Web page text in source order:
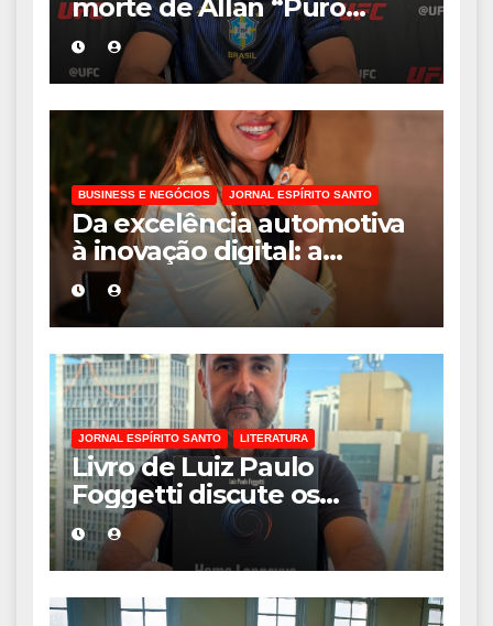
morte de Allan “Puro
Osso” interrompe
trajetória de destaque no
MMA aos 34 anos
BUSINESS E NEGÓCIOS JORNAL ESPÍRITO SANTO
Da excelência automotiva
à inovação digital: a
trajetória internacional da
empresária Adriene Silva
JORNAL ESPÍRITO SANTO LITERATURA
Livro de Luiz Paulo
Foggetti discute os
desafios de uma
sociedade onde viver até
aos 120 anos poderá ser
realidade